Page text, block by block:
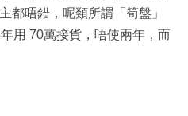
都唔錯，呢類所謂「筍盤」
用 70萬接貨，唔使兩年，而